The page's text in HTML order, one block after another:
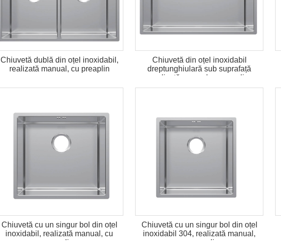
Chiuvetă dublă din oțel inoxidabil,
realizată manual, cu preaplin
Chiuvetă din oțel inoxidabil
dreptunghiulară sub suprafață
realizată manual cu preaplin
Chiuvetă cu un singur bol din oțel
inoxidabil, realizată manual, cu
preaplin
Chiuvetă cu un singur bol din oțel
inoxidabil 304, realizată manual,
cu preaplin